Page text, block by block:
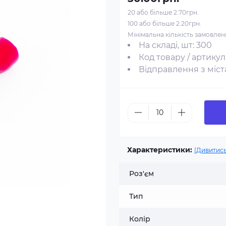
20 або більше 2.70грн.
100 або більше 2.20грн.
Мінімальна кількість
На складі, шт: 300
Код товару /
Відправлення з
Характеристики:
Роз'єм
Тип
Колір